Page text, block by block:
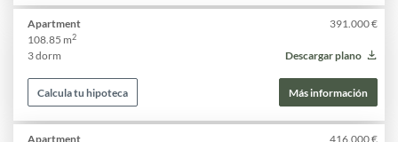
Apartment
391.000 €
108.85 m2
3 dorm Descargar plano
Calcula tu hipoteca Más información
Apartment
416.000 €